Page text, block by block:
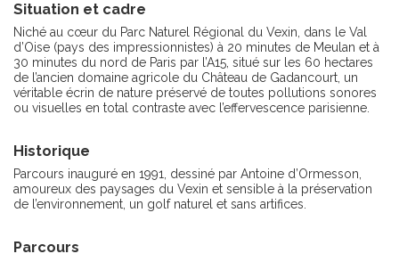
Situation et cadre
Niché au cœur du Parc Naturel Régional du Vexin, dans le Val
d’Oise (pays des impressionnistes) à 20 minutes de Meulan et à
30 minutes du nord de Paris par l’A15, situé sur les 60 hectares
de l’ancien domaine agricole du Château de Gadancourt, un
véritable écrin de nature préservé de toutes pollutions sonores
ou visuelles en total contraste avec l’effervescence parisienne.
Historique
Parcours inauguré en 1991, dessiné par Antoine d’Ormesson,
amoureux des paysages du Vexin et sensible à la préservation
de l’environnement, un golf naturel et sans artifices.
Parcours